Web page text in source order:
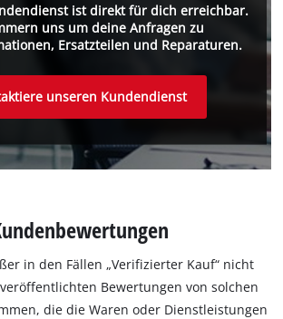
ist direkt für dich erreichbar.
uns um deine Anfragen zu
Ersatzteilen und Reparaturen.
unseren Kundendienst
in den Fällen „Verifizierter Kauf“ nicht
Bewertungen von solchen
die die Waren oder Dienstleistungen